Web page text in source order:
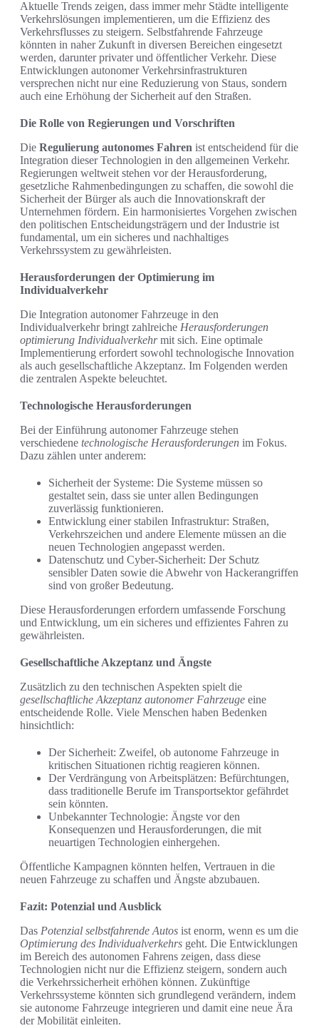
Aktuelle Trends zeigen, dass immer mehr Städte intelligente
Verkehrslösungen implementieren, um die Effizienz des
Verkehrsflusses zu steigern. Selbstfahrende Fahrzeuge
könnten in naher Zukunft in diversen Bereichen eingesetzt
werden, darunter privater und öffentlicher Verkehr. Diese
Entwicklungen autonomer Verkehrsinfrastrukturen
versprechen nicht nur eine Reduzierung von Staus, sondern
auch eine Erhöhung der Sicherheit auf den Straßen.
Die Rolle von Regierungen und Vorschriften
Die Regulierung autonomes Fahren ist entscheidend für die
Integration dieser Technologien in den allgemeinen Verkehr.
Regierungen weltweit stehen vor der Herausforderung,
gesetzliche Rahmenbedingungen zu schaffen, die sowohl die
Sicherheit der Bürger als auch die Innovationskraft der
Unternehmen fördern. Ein harmonisiertes Vorgehen zwischen
den politischen Entscheidungsträgern und der Industrie ist
fundamental, um ein sicheres und nachhaltiges
Verkehrssystem zu gewährleisten.
Herausforderungen der Optimierung im
Individualverkehr
Die Integration autonomer Fahrzeuge in den
Individualverkehr bringt zahlreiche Herausforderungen
optimierung Individualverkehrmit sich. Eine optimale
Implementierung erfordert sowohl technologische Innovation
als auch gesellschaftliche Akzeptanz. Im Folgenden werden
die zentralen Aspekte beleuchtet.
Technologische Herausforderungen
Bei der Einführung autonomer Fahrzeuge stehen
verschiedene technologische Herausforderungen im Fokus.
Dazu zählen unter anderem:
Sicherheit der Systeme: Die Systeme müssen so
gestaltet sein, dass sie unter allen Bedingungen
zuverlässig funktionieren.
Entwicklung einer stabilen Infrastruktur: Straßen,
Verkehrszeichen und andere Elemente müssen an die
neuen Technologien angepasst werden.
Datenschutz und Cyber-Sicherheit: Der Schutz
sensibler Daten sowie die Abwehr von Hackerangriffen
sind von großer Bedeutung.
Diese Herausforderungen erfordern umfassende Forschung
und Entwicklung, um ein sicheres und effizientes Fahren zu
gewährleisten.
Gesellschaftliche Akzeptanz und Ängste
Zusätzlich zu den technischen Aspekten spielt die
gesellschaftliche Akzeptanz autonomer Fahrzeuge eine
entscheidende Rolle. Viele Menschen haben Bedenken
hinsichtlich:
Der Sicherheit: Zweifel, ob autonome Fahrzeuge in
kritischen Situationen richtig reagieren können.
Der Verdrängung von Arbeitsplätzen: Befürchtungen,
dass traditionelle Berufe im Transportsektor gefährdet
sein könnten.
Unbekannter Technologie: Ängste vor den
Konsequenzen und Herausforderungen, die mit
neuartigen Technologien einhergehen.
Öffentliche Kampagnen könnten helfen, Vertrauen in die
neuen Fahrzeuge zu schaffen und Ängste abzubauen.
Fazit: Potenzial und Ausblick
Das Potenzial selbstfahrende Autos ist enorm, wenn es um die
Optimierung des Individualverkehrs geht. Die Entwicklungen
im Bereich des autonomen Fahrens zeigen, dass diese
Technologien nicht nur die Effizienz steigern, sondern auch
die Verkehrssicherheit erhöhen können. Zukünftige
Verkehrssysteme könnten sich grundlegend verändern, indem
sie autonome Fahrzeuge integrieren und damit eine neue Ära
der Mobilität einleiten.